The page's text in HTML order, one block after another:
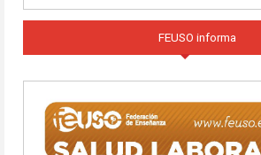
FEUSO informa